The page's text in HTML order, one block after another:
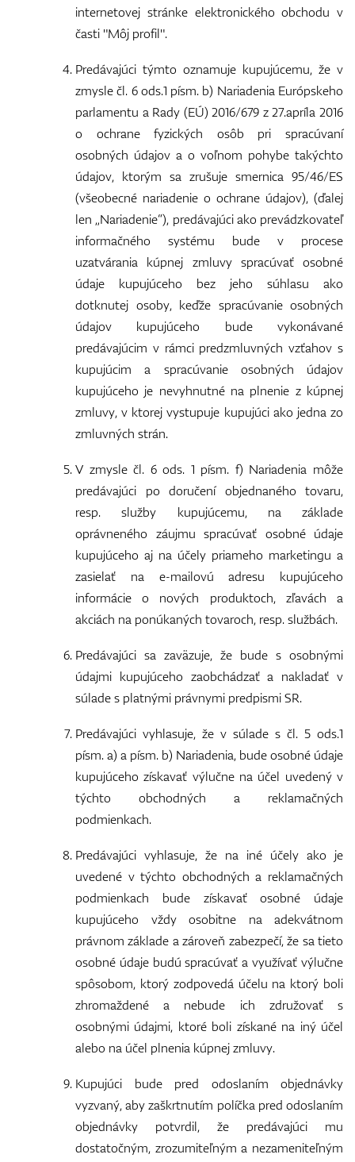
Bagy
Vozíky
GPS/Zameriavače
Príslušenstvo
Darčekové poukážky
internetovej stránke elektronického obchodu v
časti "Môj profil".
Predávajúci týmto oznamuje kupujúcemu, že v
zmysle čl. 6 ods.1 písm. b) Nariadenia Európskeho
parlamentu a Rady (EÚ) 2016/679 z 27.apríla 2016
o ochrane fyzických osôb pri spracúvaní
osobných údajov a o voľnom pohybe takýchto
údajov, ktorým sa zrušuje smernica 95/46/ES
(všeobecné nariadenie o ochrane údajov), (ďalej
len „Nariadenie“), predávajúci ako prevádzkovateľ
informačného systému bude v procese
uzatvárania kúpnej zmluvy spracúvať osobné
údaje kupujúceho bez jeho súhlasu ako
dotknutej osoby, keďže spracúvanie osobných
údajov kupujúceho bude vykonávané
predávajúcim v rámci predzmluvných vzťahov s
kupujúcim a spracúvanie osobných údajov
kupujúceho je nevyhnutné na plnenie z kúpnej
zmluvy, v ktorej vystupuje kupujúci ako jedna zo
zmluvných strán.
V zmysle čl. 6 ods. 1 písm. f) Nariadenia môže
predávajúci po doručení objednaného tovaru,
resp. služby kupujúcemu, na základe
oprávneného záujmu spracúvať osobné údaje
kupujúceho aj na účely priameho marketingu a
zasielať na e-mailovú adresu kupujúceho
informácie o nových produktoch, zľavách a
akciách na ponúkaných tovaroch, resp. službách.
Predávajúci sa zaväzuje, že bude s osobnými
údajmi kupujúceho zaobchádzať a nakladať v
súlade s platnými právnymi predpismi SR.
Predávajúci vyhlasuje, že v súlade s čl. 5 ods.1
písm. a) a písm. b) Nariadenia, bude osobné údaje
kupujúceho získavať výlučne na účel uvedený v
týchto obchodných a reklamačných
podmienkach.
Predávajúci vyhlasuje, že na iné účely ako je
uvedené v týchto obchodných a reklamačných
podmienkach bude získavať osobné údaje
kupujúceho vždy osobitne na adekvátnom
právnom základe a zároveň zabezpečí, že sa tieto
osobné údaje budú spracúvať a využívať výlučne
spôsobom, ktorý zodpovedá účelu na ktorý boli
zhromaždené a nebude ich združovať s
osobnými údajmi, ktoré boli získané na iný účel
alebo na účel plnenia kúpnej zmluvy.
Kupujúci bude pred odoslaním objednávky
vyzvaný, aby zaškrtnutím políčka pred odoslaním
objednávky potvrdil, že predávajúci mu
dostatočným, zrozumiteľným a nezameniteľným